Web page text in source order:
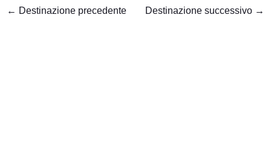
← Destinazione precedente Destinazione successivo →